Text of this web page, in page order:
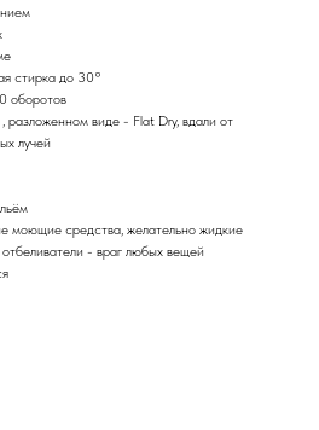
стирка до 30°
оборотов
разложенном виде - Flat Dry, вдали от
лучей
моющие средства, желательно жидкие
- враг любых вещей